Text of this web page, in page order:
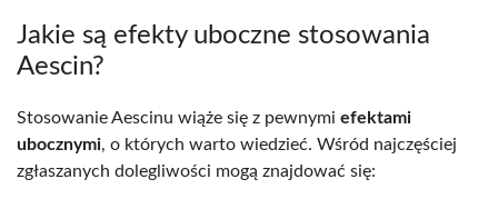
Jakie są efekty uboczne stosowania
Aescin?
Stosowanie Aescinu wiąże się z pewnymi efektami
ubocznymi, o których warto wiedzieć. Wśród najczęściej
zgłaszanych dolegliwości mogą znajdować się: